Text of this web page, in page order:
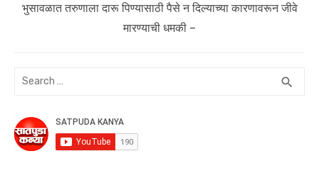
Next
भुसावळात तरुणाला दारू पिण्यासाठी पैसे न दिल्याच्या कारणावरून जीवे
मारण्याची धमकी –
Search
search